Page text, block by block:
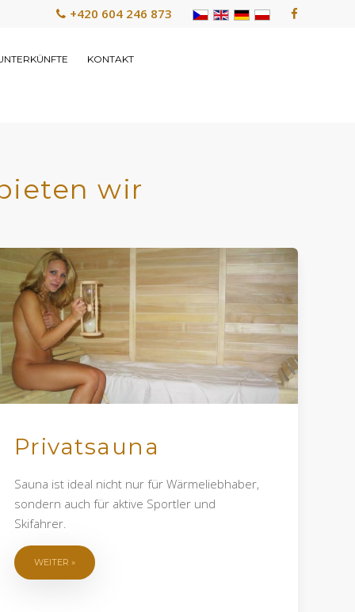
+420 604 246 873
KONTAKT
wir
Privatsauna
Sauna ist ideal nicht nur für Wärmeliebhaber,
sondern auch für aktive Sportler und
Skifahrer.
WEITER »